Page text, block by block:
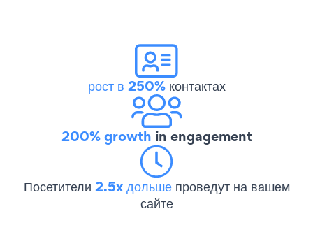
рост в 250%контактах
200% growth in engagement
Посетители 2.5x дольше проведут на вашем
сайте